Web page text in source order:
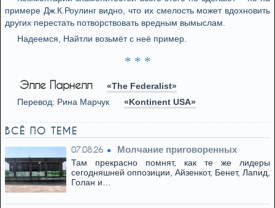
примере Дж.К.Роулинг видно, что их смелость может вдохновить
других перестать потворствовать вредным вымыслам.
Надеемся, Найтли возьмёт с неё пример.
* * *
Элле Парнелл
«The Federalist»
Перевод: Рина Марчук
«Kontinent USA»
ВСЁ ПО ТЕМЕ
07.08.26 Молчание приговоренных
Там прекрасно помнят, как те же лидеры
сегодняшней оппозиции, Айзенкот, Бенет, Лапид,
Голан и…